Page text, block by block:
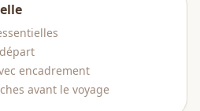
encadrement
avant le voyage